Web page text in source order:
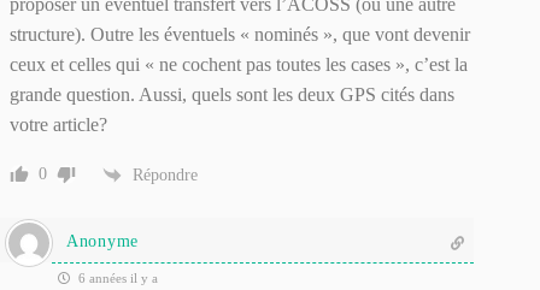
proposer un éventuel transfert vers l’ACOSS (ou une autre
structure). Outre les éventuels « nominés », que vont devenir
ceux et celles qui « ne cochent pas toutes les cases », c’est la
grande question. Aussi, quels sont les deux GPS cités dans
votre article?
0 Répondre
Anonyme
6 années il y a